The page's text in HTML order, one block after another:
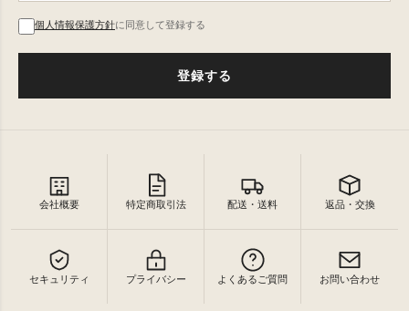
個人情報保護方針に同意して登録する
登録する
会社概要 特定商取引法 配送・送料 返品・交換
セキュリティ プライバシー よくあるご質問 お問い合わせ